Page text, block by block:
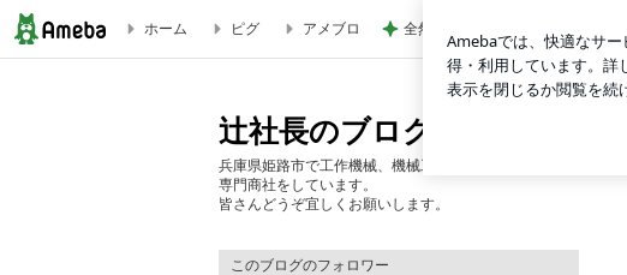
㈱不二越製 ＨyperZ ロースパイラルタップ | 辻社長のブログ
ホーム ピグ アメブロ 全然使っていないエルメスのバッグ
辻社長のブログ
兵庫県姫路市で工作機械、機械工具、工場用品の
専門商社をしています。
皆さんどうぞ宜しくお願いします。
このブログのフォロワー